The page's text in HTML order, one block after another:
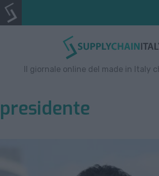
Il giornale online del made in Italy
presidente